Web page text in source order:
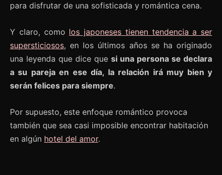
para disfrutar de una sofisticada y romántica cena.
Y claro, como los japoneses tienen tendencia a ser
supersticiosos, en los últimos años se ha originado
una leyenda que dice que si una persona se declara
a su pareja en ese día, la relación irá muy bien y
serán felices para siempre.
Por supuesto, este enfoque romántico provoca
también que sea casi imposible encontrar habitación
en algún hotel del amor.